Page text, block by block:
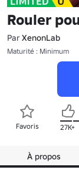
Rouler
Par XenonLab
Maturité : Minimum
Favoris 27K+
À propos